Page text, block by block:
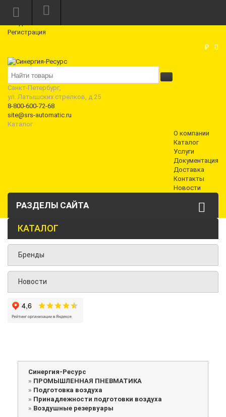
Режим работы: Пн—Пт: 10:00—18:00
Регистрация
₽
Санкт-Петербург,
ул. Латышских стрелков, д 25
8-800-600-72-68
site@srs-automatic.ru
Каталог
О компании
Каталог
Услуги
Документация
Доставка
Контакты
Новости
РАЗДЕЛЫ САЙТА
КАТАЛОГ
Бренды
Новости
Синергия-Ресурс
» ПРОМЫШЛЕННАЯ ПНЕВМАТИКА
» Подготовка воздуха
» Принадлежности подготовки воздуха
» Воздушные резервуары